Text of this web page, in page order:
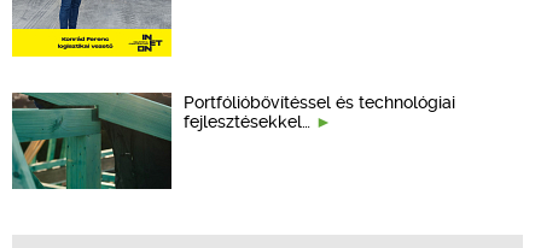
Portfólióbővítéssel és technológiai
fejlesztésekkel…